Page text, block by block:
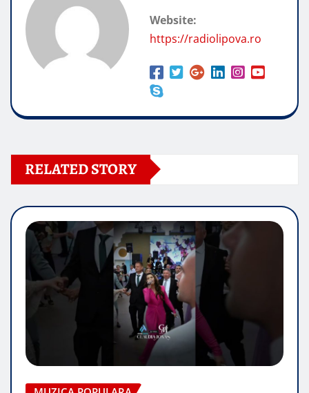
Website:
https://radiolipova.ro
RELATED STORY